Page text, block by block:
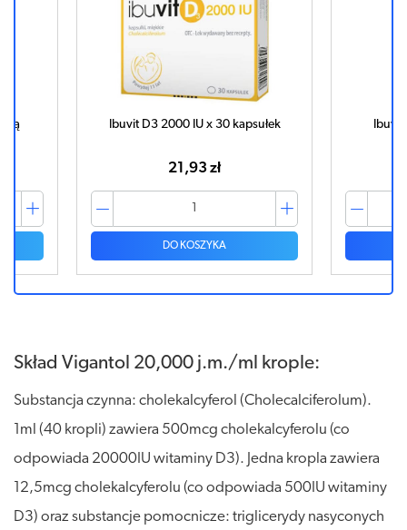
Ibuvit D3 2000 IU x 30 kapsułek
21,93 zł
DO KOSZYKA
Skład Vigantol 20,000 j.m./ml krople:
Substancja czynna: cholekalcyferol (Cholecalciferolum).
1ml (40 kropli) zawiera 500mcg cholekalcyferolu (co
odpowiada 20000IU witaminy D3). Jedna kropla zawiera
12,5mcg cholekalcyferolu (co odpowiada 500IU witaminy
D3) oraz substancje pomocnicze: triglicerydy nasyconych